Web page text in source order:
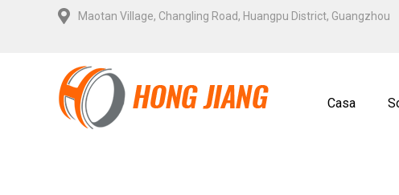
Maotan Village, Changling Road, Huangpu District, Guangzhou
Casa